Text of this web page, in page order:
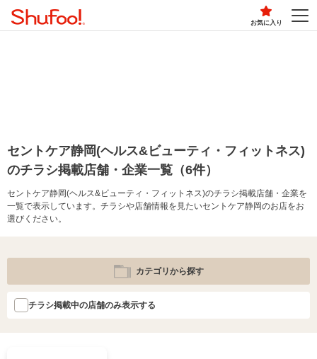
お気に入り
セントケア静岡(ヘルス&ビューティ・フィットネス)
のチラシ掲載店舗・企業一覧（6件）
セントケア静岡(ヘルス&ビューティ・フィットネス)のチラシ掲載店舗・企業を
一覧で表示しています。チラシや店舗情報を見たいセントケア静岡のお店をお
選びください。
カテゴリから探す
チラシ掲載中の店舗のみ表示する